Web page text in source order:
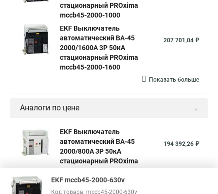
стационарный PROxima
mccb45-2000-1000
EKF Выключатель
автоматический ВА-45
2000/1600А 3P 50кА
стационарный PROxima
mccb45-2000-1600
207 701,04 ₽
Показать больше
Аналоги по цене
EKF Выключатель
автоматический ВА-45
2000/800А 3P 50кА
стационарный PROxima
mccb45-2000-800
194 392,26 ₽
EKF Выключатель
EKF mccb45-2000-630v
Код товара: mccb45-2000-630v